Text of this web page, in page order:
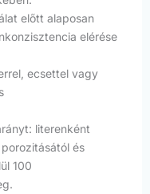
előtt alaposan
elérése
ecsettel vagy
literenként
és
100